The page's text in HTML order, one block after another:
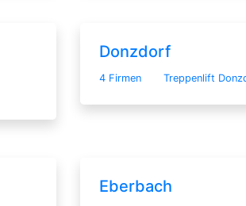
Donzdorf
4 Firmen Treppenlift
Eberbach